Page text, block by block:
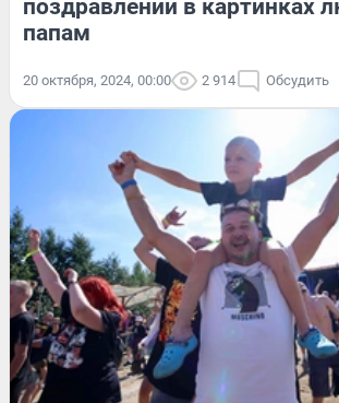
поздравлений в картинках
папам
20 октября, 2024, 00:00 2 914 Обсудить